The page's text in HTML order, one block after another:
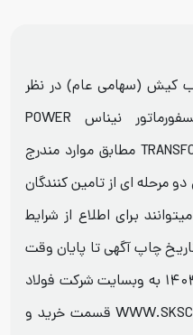
کیش (سهامی عام) در نظر
دارد جهت تأمین روغن ترانسفورماتور نیناس POWER
TRANSFORMER OIL NYNAS NITRO LIBRA مطابق موارد مندرج
مرحله ای از تامین کنندگان
برای اطلاع از شرایط
چاپ آگهی تا پایان وقت
اداری روز سه شنبه مورخ ۱۴۰۴/۰۵/۲۱ به وبسایت شرکت فولاد
کاوه جنوب کیش به نشانی WWW.SKSCO.IR قسمت خرید و